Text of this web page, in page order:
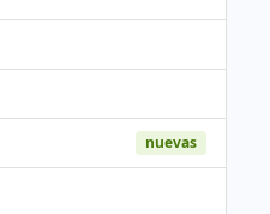
nuevas